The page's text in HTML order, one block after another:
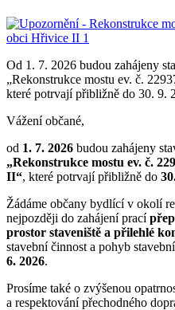
Od 1. 7. 2026 budou zahájeny
„Rekonstrukce mostu ev. č.
které potrvají přibližně do 30. 9.
Vážení občané,
od 1. 7. 2026 budou zahájeny
„Rekonstrukce mostu ev. č.
II“, které potrvají přibližně do
Žádáme občany bydlící v okolí
nejpozději do zahájení prací
prostor staveniště a přilehlé
stavební činnost a pohyb
6. 2026.
Prosíme také o zvýšenou
a respektování přechodného